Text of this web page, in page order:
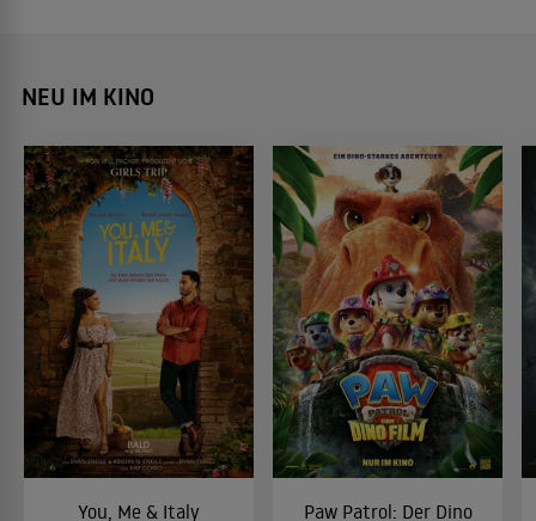
NEU IM KINO
You, Me & Italy Paw Patrol: Der Dino